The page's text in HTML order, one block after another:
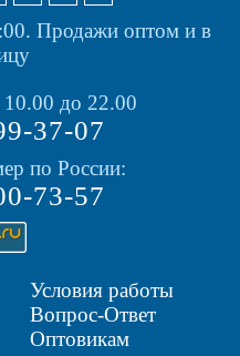
Продажи оптом и в
до 22.00
37-07
по России:
73-57
Условия работы
Вопрос-Ответ
Оптовикам